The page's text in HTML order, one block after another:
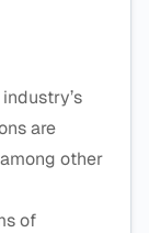
are
other
of